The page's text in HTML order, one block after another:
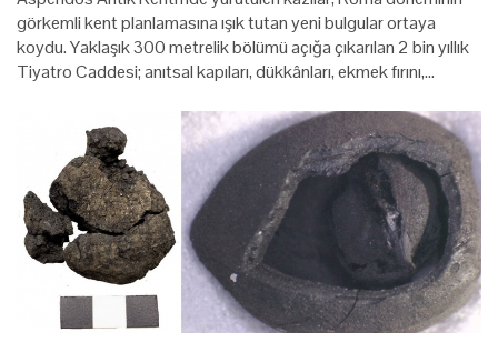
görkemli kent planlamasına ışık tutan yeni bulgular ortaya
koydu. Yaklaşık 300 metrelik bölümü açığa çıkarılan 2 bin yıllık
Tiyatro Caddesi; anıtsal kapıları, dükkânları, ekmek fırını,…